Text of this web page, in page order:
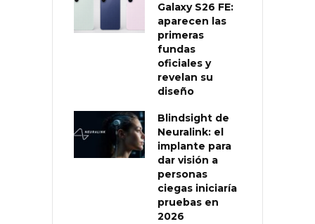
Galaxy S26 FE:
aparecen las
primeras
fundas
oficiales y
revelan su
diseño
Blindsight de
Neuralink: el
implante para
dar visión a
personas
ciegas iniciaría
pruebas en
2026